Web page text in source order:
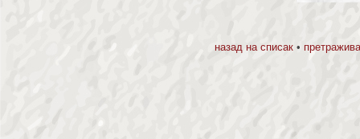
назад на списак•